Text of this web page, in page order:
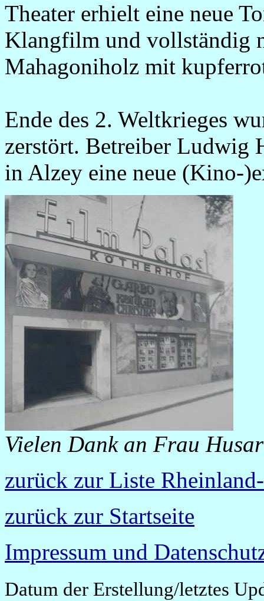
Theater erhielt eine neue
Klangfilm und vollständig
Mahagoniholz mit
Ende des 2. Weltkrieges
zerstört. Betreiber Ludwig
in Alzey eine neue (Kino-
Vielen Dank an Frau
zurück zur Liste
zurück zur Startseite
Impressum und
Datum der Erstellung/letztes